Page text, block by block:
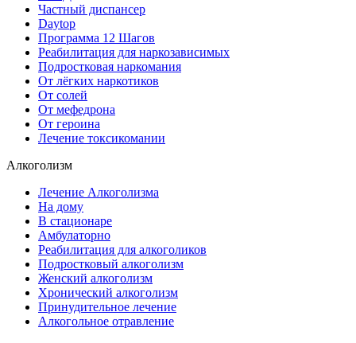
Частный диспансер
Daytop
Программа 12 Шагов
Реабилитация для наркозависимых
Подростковая наркомания
От лёгких наркотиков
От солей
От мефедрона
От героина
Лечение токсикомании
Алкоголизм
Лечение Алкоголизма
На дому
В стационаре
Амбулаторно
Реабилитация для алкоголиков
Подростковый алкоголизм
Женский алкоголизм
Хронический алкоголизм
Принудительное лечение
Алкогольное отравление